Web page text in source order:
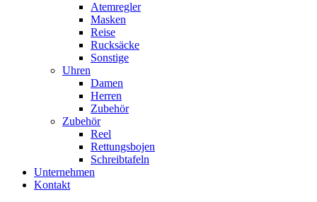
Atemregler
Masken
Reise
Rucksäcke
Sonstige
Uhren
Damen
Herren
Zubehör
Zubehör
Reel
Rettungsbojen
Schreibtafeln
Unternehmen
Kontakt